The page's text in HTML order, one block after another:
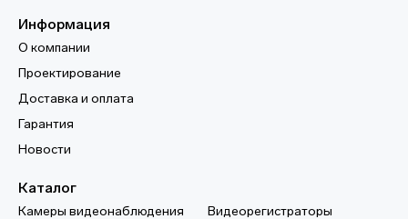
Информация
О компании
Проектирование
Доставка и оплата
Гарантия
Новости
Каталог
Камеры видеонаблюдения
Видеорегистраторы